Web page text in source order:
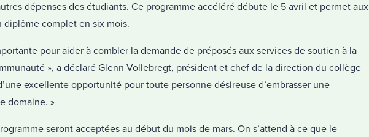
dépenses des étudiants. Ce programme accéléré débute le 5 avril et permet aux
diplôme complet en six mois.
pour aider à combler la demande de préposés aux services de soutien à la
», a déclaré Glenn Vollebregt, président et chef de la direction du collège
excellente opportunité pour toute personne désireuse d’embrasser une
domaine. »
seront acceptées au début du mois de mars. On s’attend à ce que le